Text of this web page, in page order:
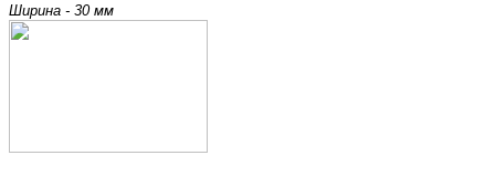
Ширина - 30 мм